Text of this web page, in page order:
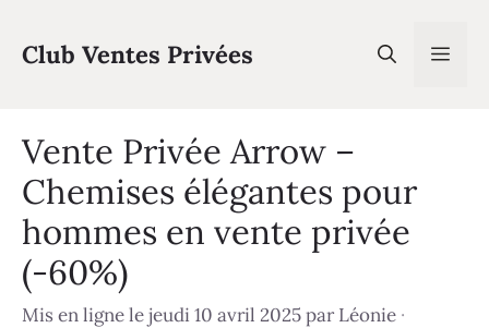
contenu
Club Ventes Privées
Vente Privée Arrow –
Chemises élégantes pour
hommes en vente privée
(-60%)
Mis en ligne le jeudi 10 avril 2025parLéonie ·